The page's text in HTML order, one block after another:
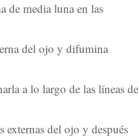
de media luna en las
del ojo y difumina
a lo largo de las líneas de
del ojo y después